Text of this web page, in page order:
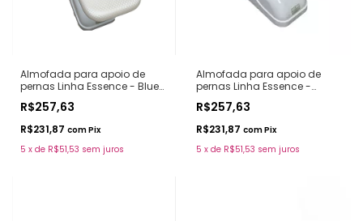
Almofada para apoio de
pernas Linha Essence - Blue
R$257,63
R$231,87 comPix
5 x de R$51,53 sem juros
Almofada para apoio de
pernas Linha Essence -
R$257,63
R$231,87 comPix
5 x de R$51,53 sem juros